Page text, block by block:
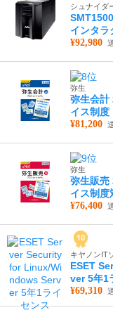
シュナイダ
インタラ
¥92,980
弥生
弥生会計
イス制度
¥81,200
弥生
弥生販売
イス制度
¥76,400
キヤノンIT
ESET
ver 5年1
¥69,310